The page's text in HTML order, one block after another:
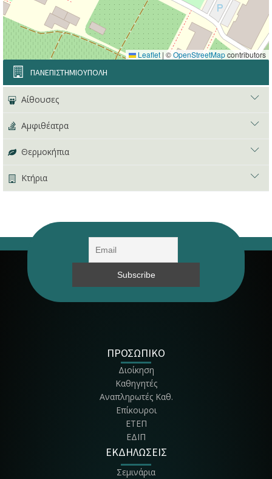
Leaflet | ©OpenStreetMapcontributors
ΠΑΝΕΠΙΣΤΗΜΙΟΥΠΟΛΗ
Αίθουσες
Κτήριο Φοιτητικής Λέσχης
Αίθουσα Πολλαπλών Χρήσεων
2ος όροφος Κτηρίου Διοίκησης
Αμφιθέατρα
Αμφιθέατρο Σίδερη
Δίπλα στο Κεντρικό κτήριο
Αμφιθέατρο Κουτσομητόπουλου
Ισόγειο, Πράσινα Αμφιθέατρα
Θερμοκήπια
Θερμοκήπιο Ανθοκομίας
Βοτανικός κήπος
Θερμοκήπιο Καλλωπ. Φυτών
Κτήρια
Κτήριο Παπαδάκη
Δίπλα στο Γεωργικό Μουσείο
ΠΡΟΣΩΠΙΚΟ
Διοίκηση
Καθηγητές
Αναπληρωτές Καθ.
Επίκουροι
ΕΤΕΠ
ΕΔΙΠ
ΕΚΔΗΛΩΣΕΙΣ
Σεμινάρια